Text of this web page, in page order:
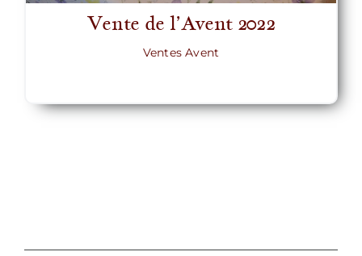
Vente de l’Avent 2022
Ventes Avent